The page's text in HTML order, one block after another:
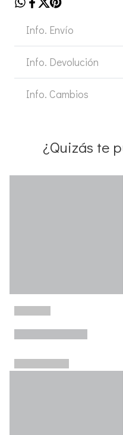
Info. Envío
Info. Devolución
Info. Cambios
¿Quizás te